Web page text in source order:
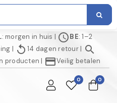
: morgen in huis | scheduleBE: 1–2
| replay 14 dagen retour| search
producten | credit_cardVeilig betalen
0 0